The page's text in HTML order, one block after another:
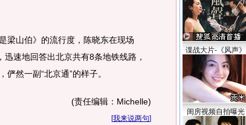
山伯》的流行度，陈晓东在现场
速地回答出北京共有8条地铁线路，
然一副“北京通”的样子。
(责任编辑：Michelle)
[我来说两句]
谍战大片-《风声》
闺房视频自拍曝光